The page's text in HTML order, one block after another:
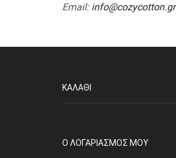
Email: info@cozycotton.gr
ΚΑΛΆΘΙ
O ΛΟΓΑΡΙΑΣΜΌΣ ΜΟΥ